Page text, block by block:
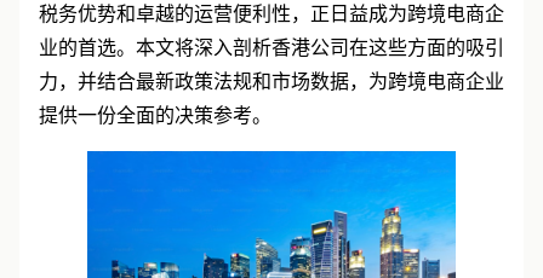
税务优势和卓越的运营便利性，正日益成为跨境电商企
业的首选。本文将深入剖析香港公司在这些方面的吸引
力，并结合最新政策法规和市场数据，为跨境电商企业
提供一份全面的决策参考。